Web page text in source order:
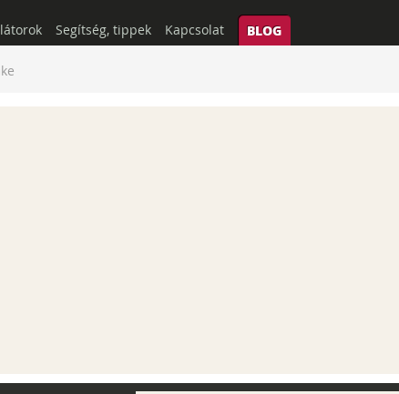
Segítség, tippek Kapcsolat BLOG